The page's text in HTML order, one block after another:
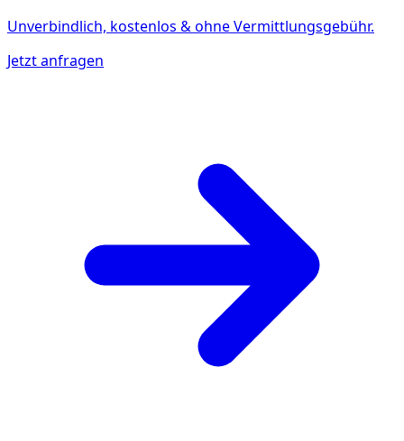
Unverbindlich, kostenlos & ohne Vermittlungsgebühr.
Jetzt anfragen